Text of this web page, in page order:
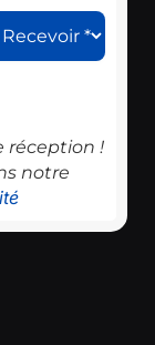
réception !
notre